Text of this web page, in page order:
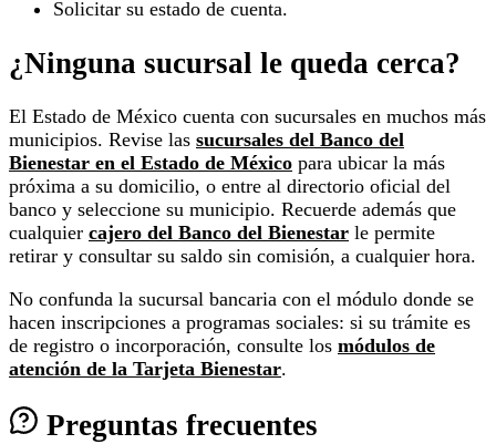
Solicitar su estado de cuenta.
¿Ninguna sucursal le queda cerca?
El Estado de México cuenta con sucursales en muchos más
municipios. Revise las sucursales del Banco del
Bienestar en el Estado de México para ubicar la más
próxima a su domicilio, o entre al directorio oficial del
banco y seleccione su municipio. Recuerde además que
cualquier cajero del Banco del Bienestar le permite
retirar y consultar su saldo sin comisión, a cualquier hora.
No confunda la sucursal bancaria con el módulo donde se
hacen inscripciones a programas sociales: si su trámite es
de registro o incorporación, consulte los módulos de
atención de la Tarjeta Bienestar.
Preguntas frecuentes